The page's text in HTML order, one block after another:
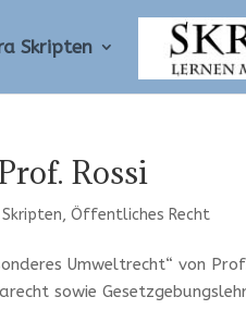
Skripten
Rossi
Skripten,Öffentliches Recht
Umweltrecht“ von
sowie